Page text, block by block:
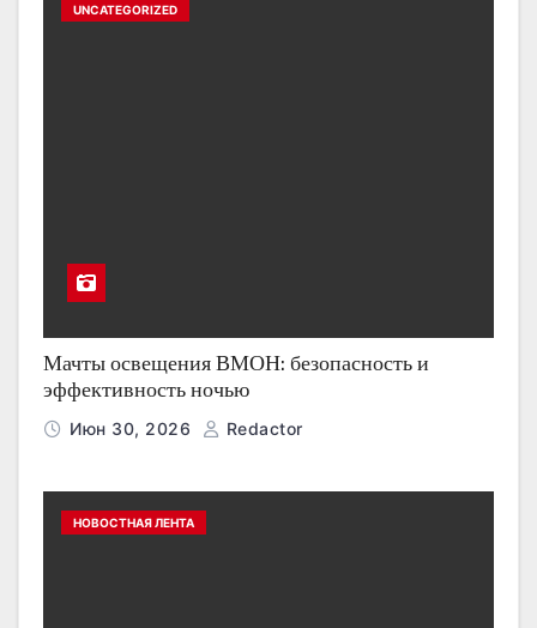
UNCATEGORIZED
Мачты освещения ВМОН: безопасность и
эффективность ночью
Июн 30, 2026 Redactor
НОВОСТНАЯ ЛЕНТА